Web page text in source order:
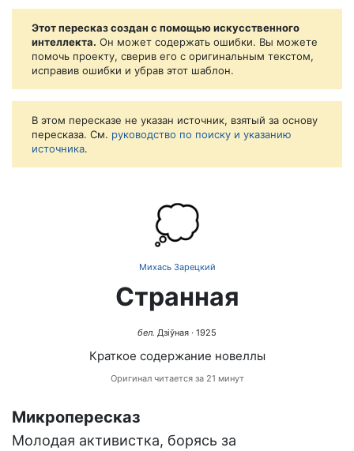
Этот пересказ создан с помощью искусственного
интеллекта. Он может содержать ошибки. Вы можете
помочь проекту, сверив его с оригинальным текстом,
исправив ошибки и убрав этот шаблон.
В этом пересказе не указан источник, взятый за основу
пересказа. См. руководство по поиску и указанию
источника.
💭
Михась Зарецкий
Странная
бел. Дзіўная · 1925
Краткое содержание новеллы
Оригинал читается за 21 минут
Микропересказ
Молодая активистка, борясь за